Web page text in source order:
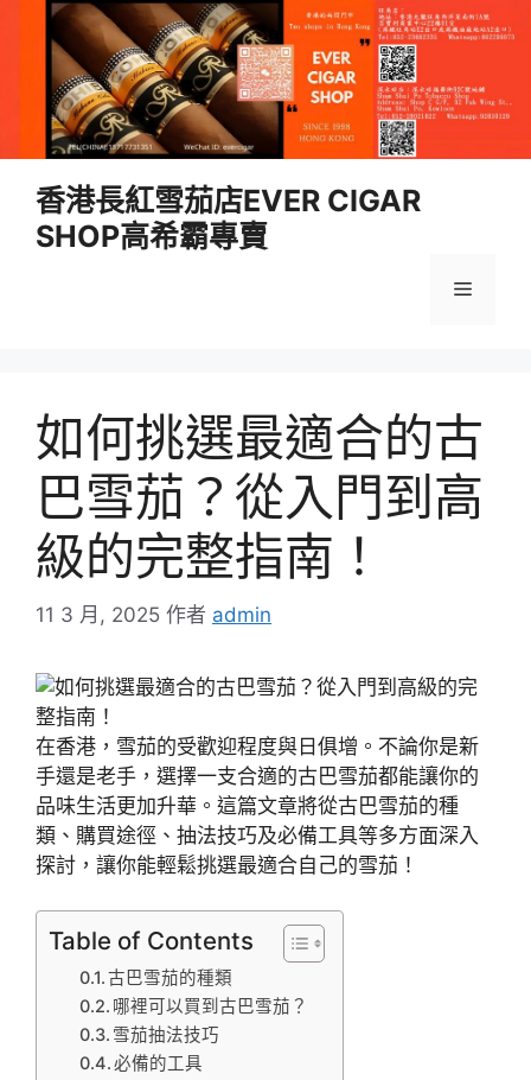
香港長紅雪茄店EVER CIGAR
SHOP高希霸專賣
選
如何挑選最適合的古
巴雪茄？從入門到高
級的完整指南！
11 3 月, 2025 作者 admin
在香港，雪茄的受歡迎程度與日俱增。不論你是新
手還是老手，選擇一支合適的古巴雪茄都能讓你的
品味生活更加升華。這篇文章將從古巴雪茄的種
類、購買途徑、抽法技巧及必備工具等多方面深入
探討，讓你能輕鬆挑選最適合自己的雪茄！
Table of Contents
古巴雪茄的種類
哪裡可以買到古巴雪茄？
雪茄抽法技巧
必備的工具